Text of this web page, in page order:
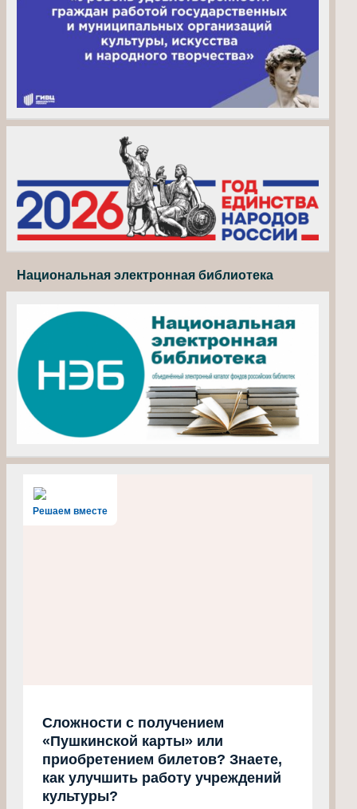
Национальная электронная библиотека
Решаем вместе
Сложности с получением
«Пушкинской карты» или
приобретением билетов? Знаете,
как улучшить работу учреждений
культуры?